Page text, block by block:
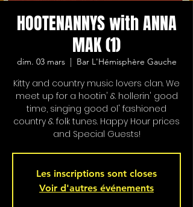
HOOTENANNYS with ANNA
MAK (1)
dim. 03 mars
  |
Bar L'Hémisphère Gauche
Kitty and country music lovers clan. We
meet up for a hootin' & hollerin' good
time, singing good ol' fashioned
country & folk tunes. Happy Hour prices
and Special Guests!
Les inscriptions sont closes
Voir d'autres événements